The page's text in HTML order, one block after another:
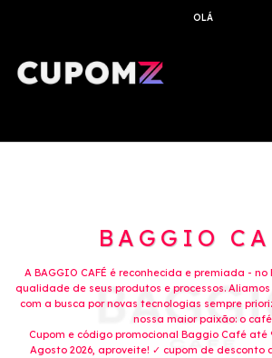
OLÁ
BAGGIO
A BAGGIO CAFÉ é reconhecida e premiada -
qualidade de seus produtos e processos.
com a busca por novas tecnologias sempre
nossa maior paixão: o
Cupom e código promocional Baggio Café até
Agosto 2026, aproveite! ✓ cupom de desconto